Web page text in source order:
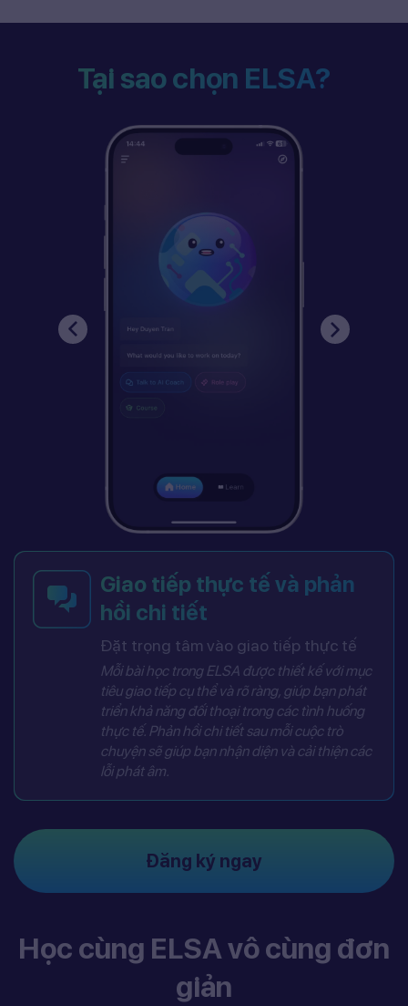
Tại sao chọn ELSA?
Giao tiếp thực tế và phản
hồi chi tiết
Đặt trọng tâm vào giao tiếp thực tế
Mỗi bài học trong ELSA được thiết kế với mục
tiêu giao tiếp cụ thể và rõ ràng, giúp bạn phát
triển khả năng đối thoại trong các tình huống
thực tế. Phản hồi chi tiết sau mỗi cuộc trò
chuyện sẽ giúp bạn nhận diện và cải thiện các
lỗi phát âm.
Đăng ký ngay
Học cùng ELSA vô cùng đơn
giản